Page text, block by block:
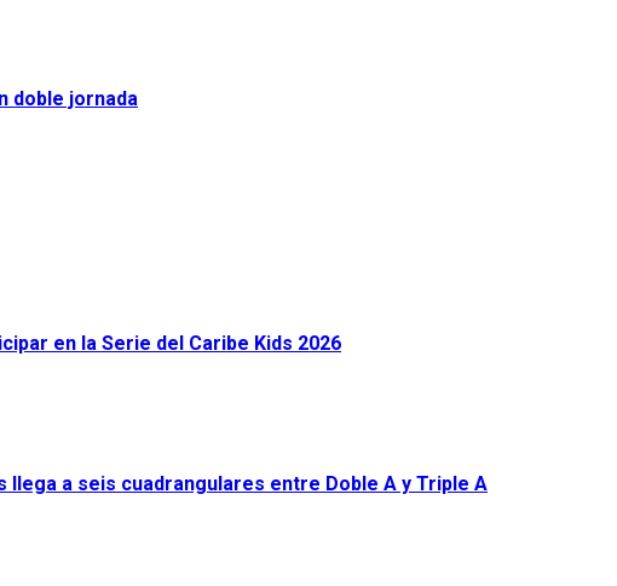
doble jornada
en la Serie del Caribe Kids 2026
a seis cuadrangulares entre Doble A y Triple A